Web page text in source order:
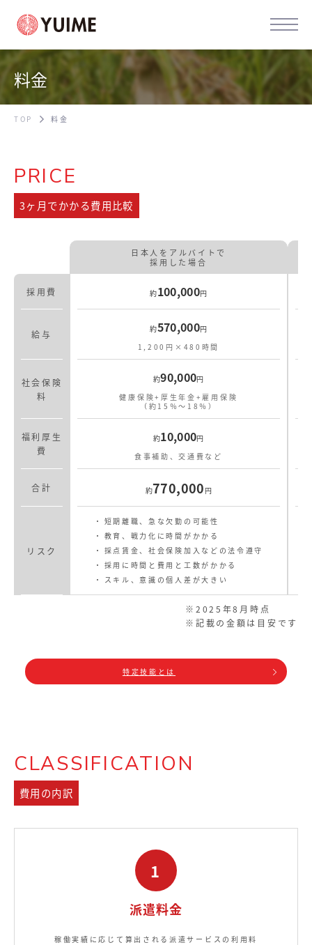
料金
TOP 料金
PRICE
3ヶ月でかかる費用比較
日本人をアルバイトで
採用した場合
採用費 約100,000円
給与 約570,000円
1,200円×480時間
社会保険
料
約90,000円
健康保険+厚生年金+雇用保険
（約15％〜18％）
福利厚生
費
約10,000円
食事補助、交通費など
合計 約770,000 円
リスク
短期離職、急な欠勤の可能性
教育、戦力化に時間がかかる
採点賃金、社会保険加入などの法令遵守
採用に時間と費用と工数がかかる
スキル、意識の個人差が大きい
※2025年8月時点
※記載の金額は目安です
特定技能とは
CLASSIFICATION
費用の内訳
1
派遣料金
稼働実績に応じて算出される派遣サービスの利用料